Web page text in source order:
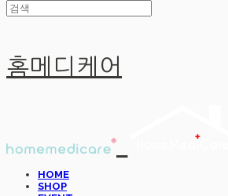
홈메디케어
HOME
SHOP